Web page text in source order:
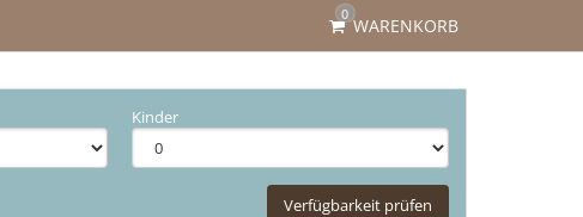
0
WARENKORB
Kinder
Verfügbarkeit prüfen